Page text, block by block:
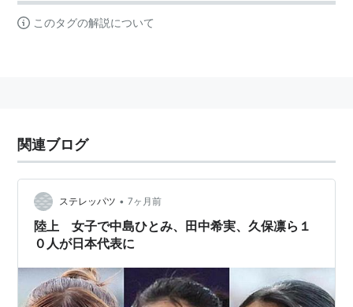
このタグの解説について
関連ブログ
ステレッパツ • 7ヶ月前
陸上 女子で中島ひとみ、田中希実、久保凛ら１
０人が日本代表に